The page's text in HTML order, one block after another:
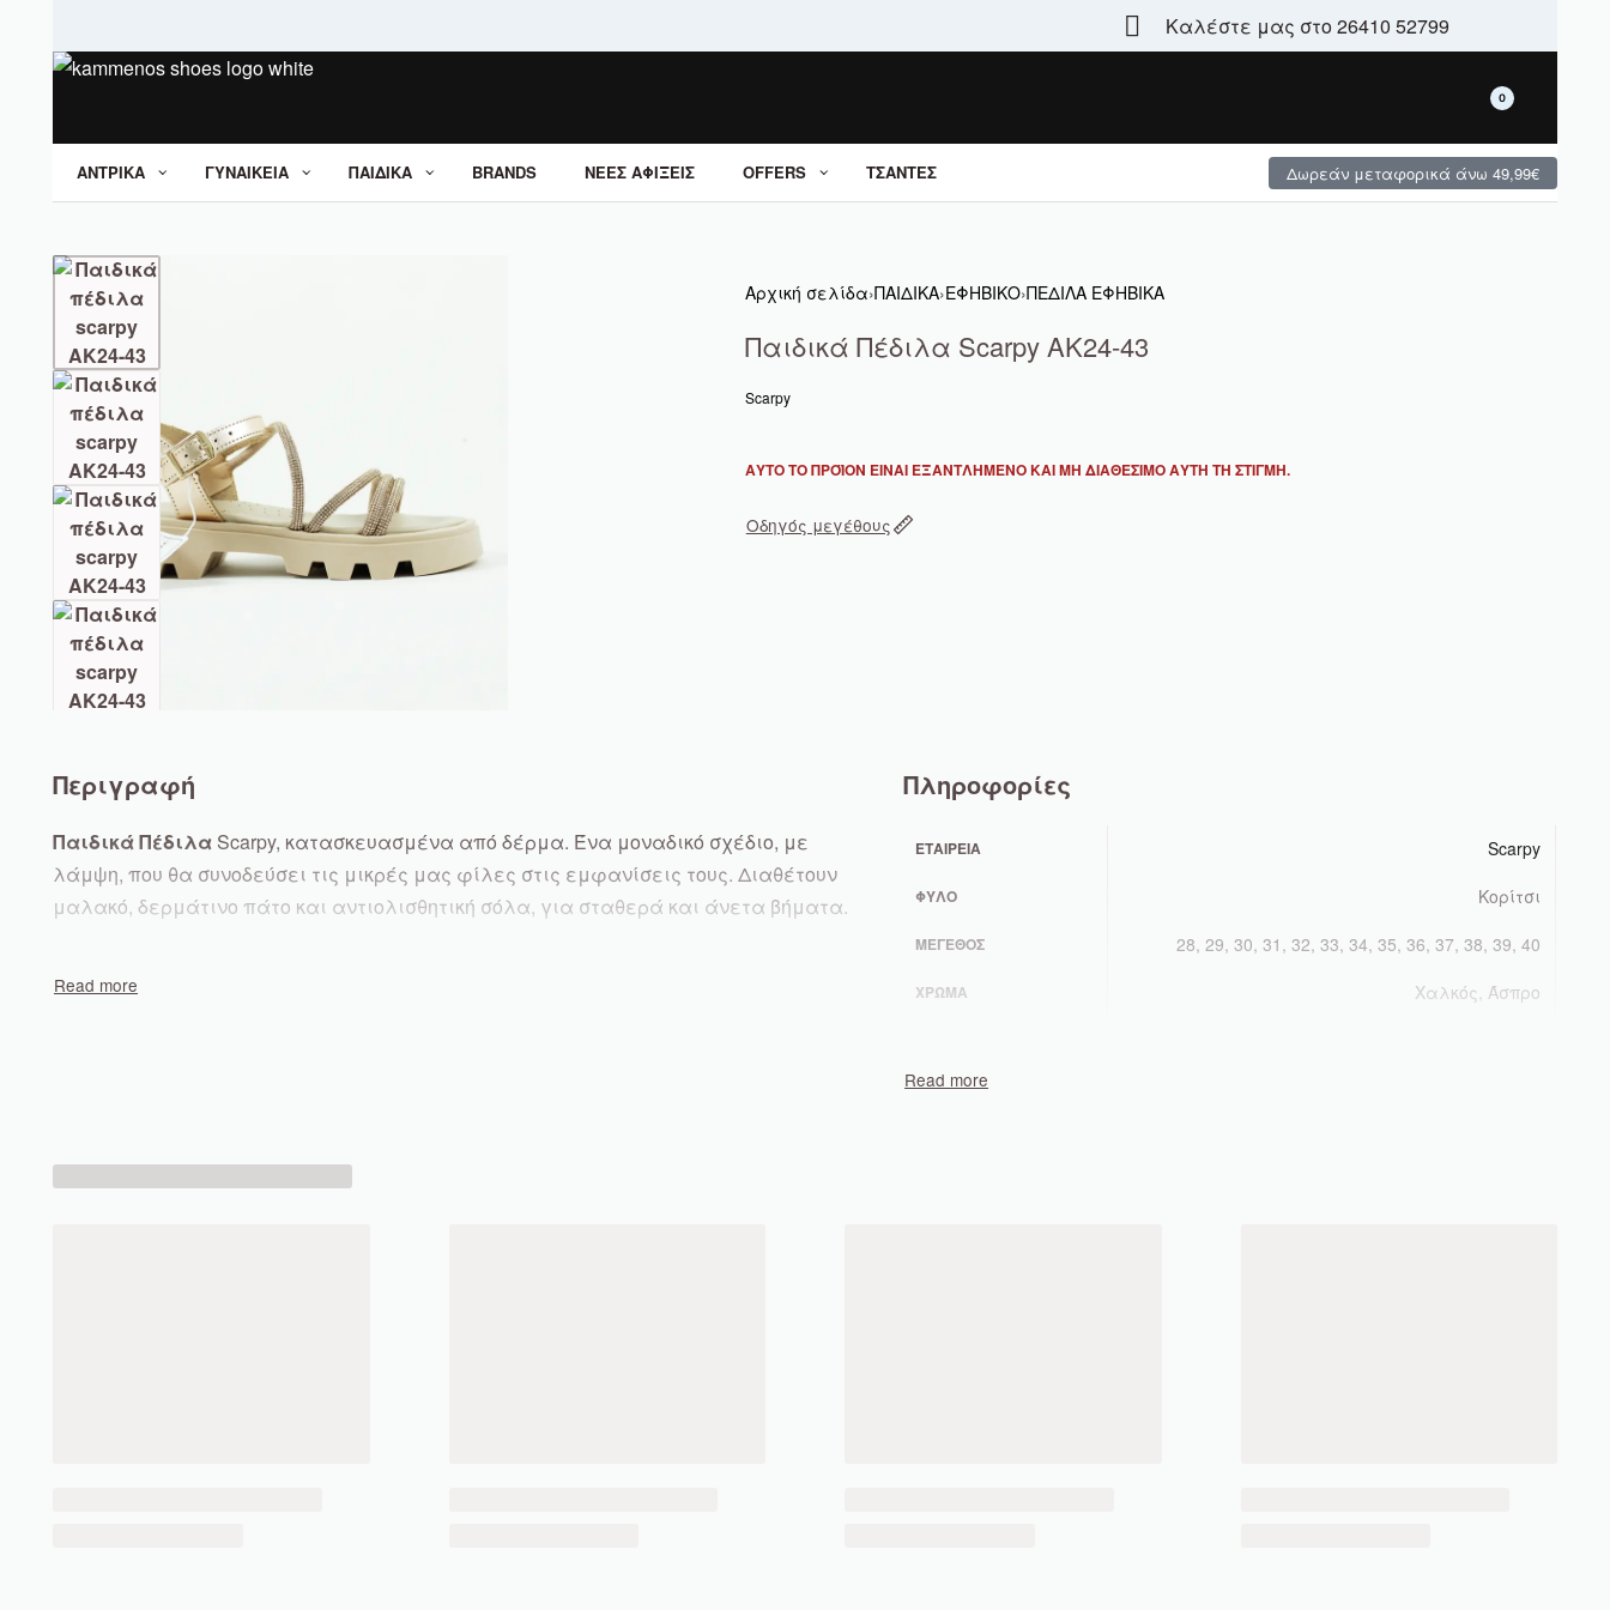
Τεράστια γκάμα - μεγάλες χειμερινές προσφορές
Καλέστε μας στο 26410 52799
0
ΑΝΤΡΙΚΑ ΓΥΝΑΙΚΕΙΑ ΠΑΙΔΙΚΑ BRANDS ΝΕΕΣ ΑΦΙΞΕΙΣ OFFERS ΤΣΑΝΤΕΣ Δωρεάν μεταφορικά άνω 49,99€
Αρχική σελίδα›ΠΑΙΔΙΚΑ›ΕΦΗΒΙΚΟ›ΠΕΔΙΛΑ ΕΦΗΒΙΚΑ
Παιδικά Πέδιλα Scarpy AK24-43
Scarpy
ΑΥΤΌ ΤΟ ΠΡΟΪΌΝ ΕΊΝΑΙ ΕΞΑΝΤΛΗΜΈΝΟ ΚΑΙ ΜΗ ΔΙΑΘΈΣΙΜΟ ΑΥΤΉ ΤΗ ΣΤΙΓΜΉ.
Οδηγός μεγέθους
Περιγραφή
Παιδικά Πέδιλα Scarpy, κατασκευασμένα από δέρμα. Ένα μοναδικό σχέδιο, με
λάμψη, που θα συνοδεύσει τις μικρές μας φίλες στις εμφανίσεις τους. Διαθέτουν
μαλακό, δερμάτινο πάτο και αντιολισθητική σόλα, για σταθερά και άνετα βήματα.
Πληροφορίες
ΕΤΑΙΡΕΊΑ Scarpy
ΦΎΛΟ Κορίτσι
ΜΈΓΕΘΟΣ 28, 29, 30, 31, 32, 33, 34, 35, 36, 37, 38, 39, 40
ΧΡΏΜΑ Χαλκός, Άσπρο